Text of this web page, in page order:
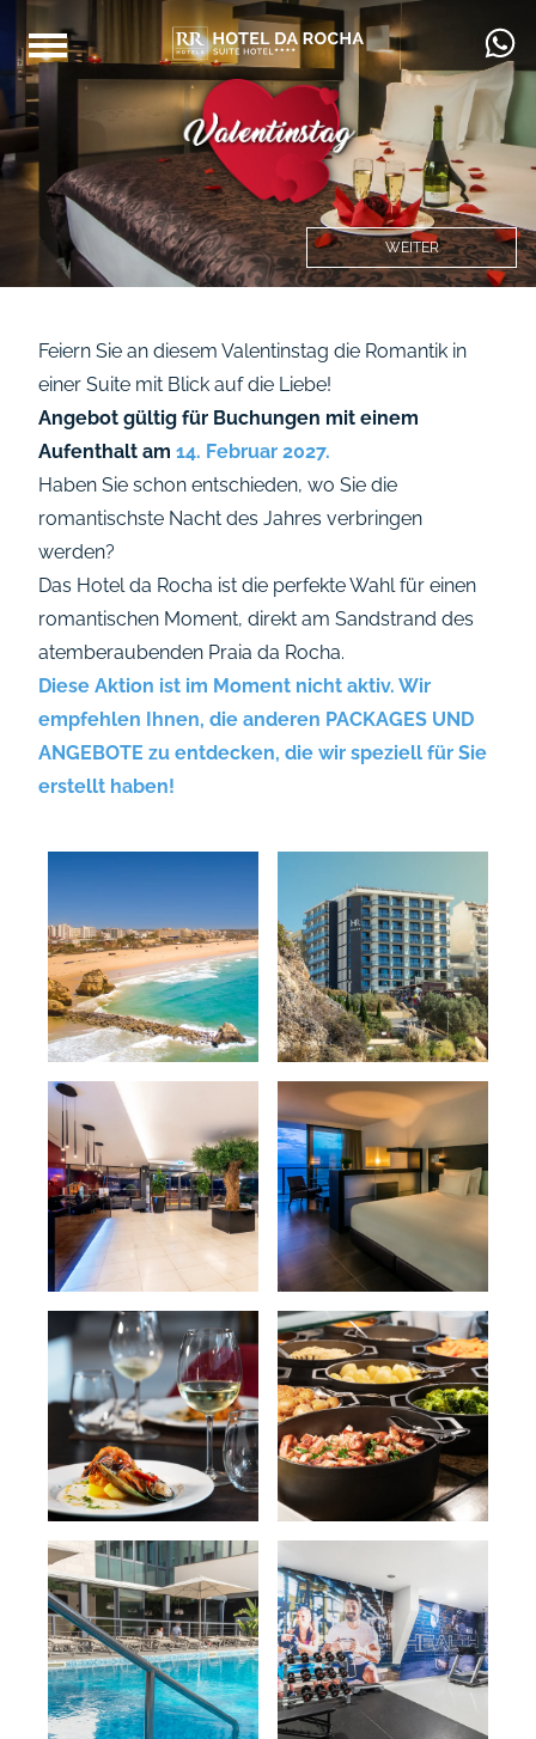
WEITER
Feiern Sie an diesem Valentinstag die Romantik in
einer Suite mit Blick auf die Liebe!
Angebot gültig für Buchungen mit einem
Aufenthalt am 14. Februar 2027.
Haben Sie schon entschieden, wo Sie die
romantischste Nacht des Jahres verbringen
werden?
Das Hotel da Rocha ist die perfekte Wahl für einen
romantischen Moment, direkt am Sandstrand des
atemberaubenden Praia da Rocha.
Diese Aktion ist im Moment nicht aktiv. Wir
empfehlen Ihnen, die anderen PACKAGES UND
ANGEBOTE zu entdecken, die wir speziell für Sie
erstellt haben!